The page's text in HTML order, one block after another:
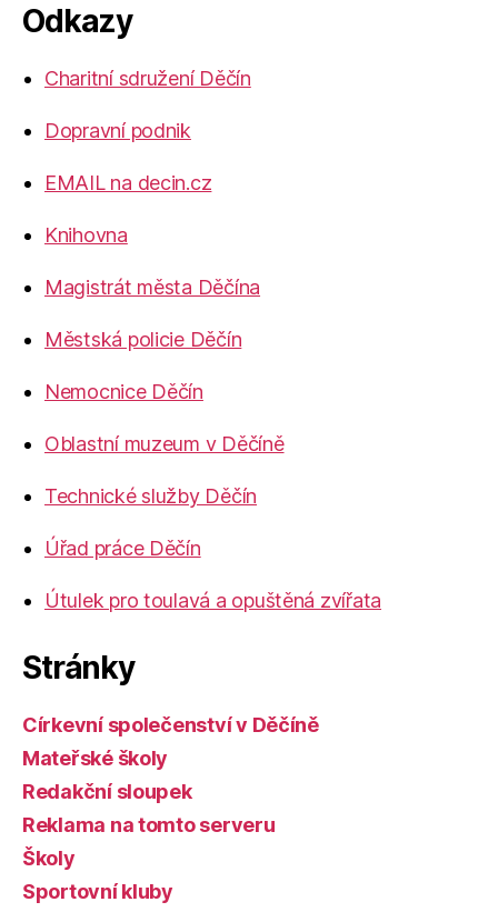
Odkazy
Charitní sdružení Děčín
Dopravní podnik
EMAIL na decin.cz
Knihovna
Magistrát města Děčína
Městská policie Děčín
Nemocnice Děčín
Oblastní muzeum v Děčíně
Technické služby Děčín
Úřad práce Děčín
Útulek pro toulavá a opuštěná zvířata
Stránky
Církevní společenství v Děčíně
Mateřské školy
Redakční sloupek
Reklama na tomto serveru
Školy
Sportovní kluby